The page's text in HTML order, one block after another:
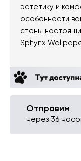
эстетику и
особенности
стены
Sphynx
Отправим
через 36